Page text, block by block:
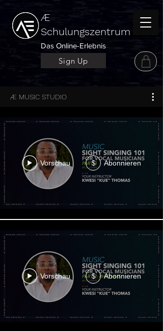
Æ
Schulungszentrum
Das Online-Erlebnis
Sign Up
Æ MUSIC STUDIO
Vorschau $ Abonnieren
Vorschau $ Abonnieren